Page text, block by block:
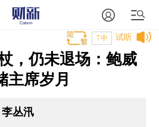
试听
T中
，仍未退场：鲍威
主席岁月
丛汛